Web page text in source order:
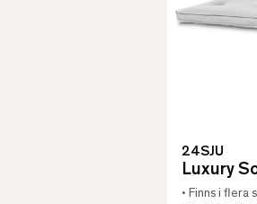
24SJU
Luxury
• Finns i flera